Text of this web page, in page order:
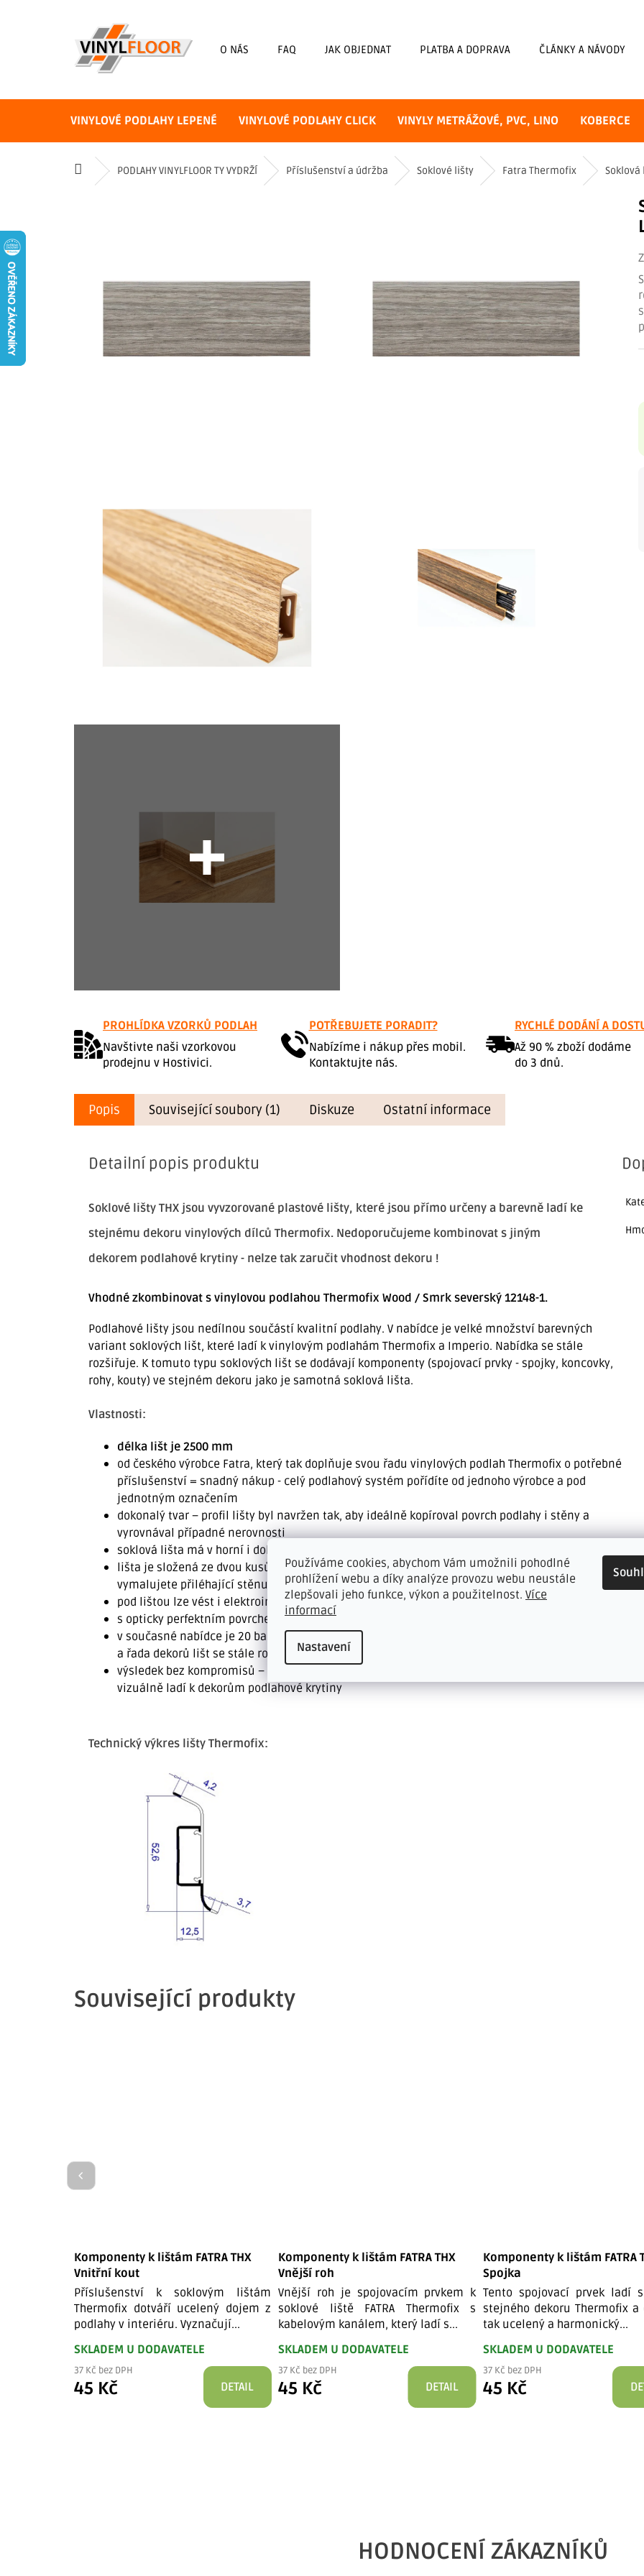
Používáme cookies, abychom Vám umožnili pohodlné
prohlížení webu a díky analýze provozu webu neustále
zlepšovali jeho funkce, výkon a použitelnost. Více
informací
Nastavení
O NÁS FAQ JAK OBJEDNAT PLATBA A DOPRAVA ČLÁNKY A NÁVODY
VINYLOVÉ PODLAHY LEPENÉ VINYLOVÉ PODLAHY CLICK VINYLY METRÁŽOVÉ, PVC, LINO KOBERCE
Domů PODLAHY VINYLFLOOR TY VYDRŽÍ Příslušenství a údržba Soklové lišty Fatra Thermofix Soklová
PROHLÍDKA VZORKŮ PODLAH
Navštivte naši vzorkovou
prodejnu v Hostivici.
POTŘEBUJETE PORADIT?
Nabízíme i nákup přes mobil.
Kontaktujte nás.
RYCHLÉ DODÁNÍ A
Až 90 % zboží dodáme
do 3 dnů.
Popis Související soubory (1) Diskuze Ostatní informace
Detailní popis produktu
Soklové lišty THX jsou vyvzorované plastové lišty, které jsou přímo určeny a barevně ladí ke
stejnému dekoru vinylových dílců Thermofix. Nedoporučujeme kombinovat s jiným
dekorem podlahové krytiny - nelze tak zaručit vhodnost dekoru !
Vhodné zkombinovat s vinylovou podlahou Thermofix Wood / Smrk severský 12148-1.
Podlahové lišty jsou nedílnou součástí kvalitní podlahy. V nabídce je velké množství barevných
variant soklových lišt, které ladí k vinylovým podlahám Thermofix a Imperio. Nabídka se stále
rozšiřuje. K tomuto typu soklových lišt se dodávají komponenty (spojovací prvky - spojky, koncovky,
rohy, kouty) ve stejném dekoru jako je samotná soklová lišta.
Vlastnosti:
délka lišt je 2500 mm
od českého výrobce Fatra, který tak doplňuje svou řadu vinylových podlah Thermofix o potřebné
příslušenství = snadný nákup - celý podlahový systém pořídíte od jednoho výrobce a pod
jednotným označením
dokonalý tvar – profil lišty byl navržen tak, aby ideálně kopíroval povrch podlahy i stěny a
vyrovnával případné nerovnosti
soklová lišta má v horní i dolní části měkký "zobáček", který částečně vyrovnává nerovnosti zdi
lišta je složená ze dvou kusů, což je výhodné při malování, kdy horní část obklopíte,
vymalujete přiléhající stěnu až pod lištu a odpadá tak zdlouhavé čistění lišty
pod lištou lze vést i elektroinstalaci
s opticky perfektním povrchem - barevně ladí s dekorem vinylové podlahy Thermofix
v současné nabídce je 20 barevných vzorů, které ladí k 25 typům vinylových podlah Thermofix
a řada dekorů lišt se stále rozšiřuje
výsledek bez kompromisů – podlahové lišty i jejich doplňky v podobě rohů, spojek a koncovek
vizuálně ladí k dekorům podlahové krytiny
Technický výkres lišty Thermofix:
Související produkty
Komponenty k lištám FATRA THX
Vnitřní kout
Příslušenství k soklovým lištám
Thermofix dotváří ucelený dojem z
podlahy v interiéru. Vyznačují...
SKLADEM U DODAVATELE
37 Kč bez DPH
45 Kč DETAIL
Komponenty k lištám FATRA THX
Vnější roh
Vnější roh je spojovacím prvkem k
soklové liště FATRA Thermofix s
kabelovým kanálem, který ladí s...
SKLADEM U DODAVATELE
37 Kč bez DPH
45 Kč DETAIL
Komponenty k lištám FATRA
Spojka
Tento spojovací prvek ladí
stejného dekoru Thermofix a
tak ucelený a harmonický...
SKLADEM U DODAVATELE
37 Kč bez DPH
45 Kč
HODNOCENÍ ZÁKAZNÍKŮ